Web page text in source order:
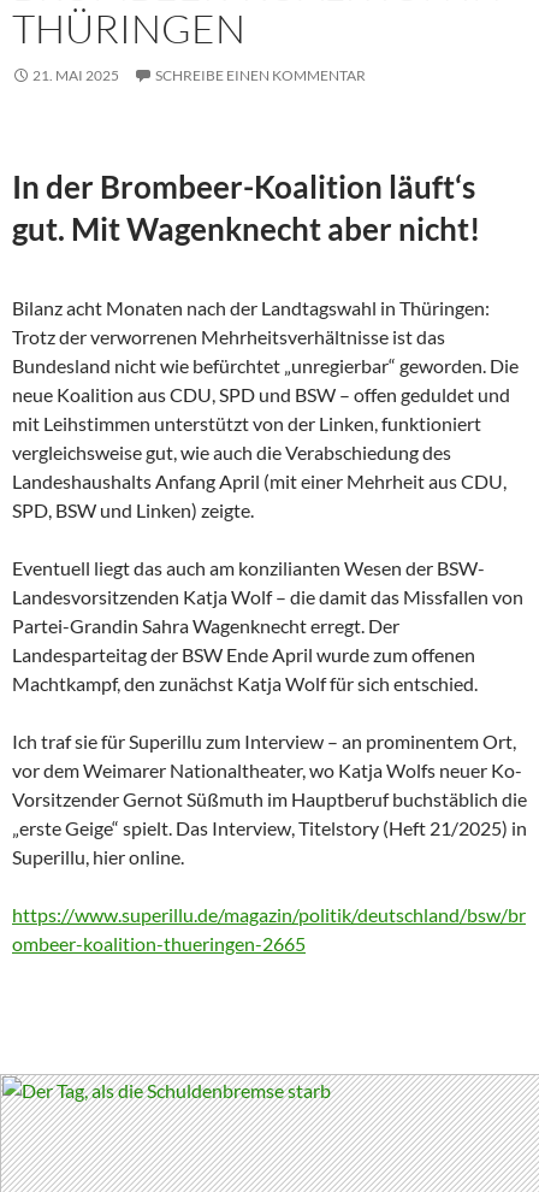
THÜRINGEN
21. MAI 2025 SCHREIBE EINEN KOMMENTAR
In der Brombeer-Koalition läuft‘s
gut. Mit Wagenknecht aber nicht!
Bilanz acht Monaten nach der Landtagswahl in Thüringen:
Trotz der verworrenen Mehrheitsverhältnisse ist das
Bundesland nicht wie befürchtet „unregierbar“ geworden. Die
neue Koalition aus CDU, SPD und BSW – offen geduldet und
mit Leihstimmen unterstützt von der Linken, funktioniert
vergleichsweise gut, wie auch die Verabschiedung des
Landeshaushalts Anfang April (mit einer Mehrheit aus CDU,
SPD, BSW und Linken) zeigte.
Eventuell liegt das auch am konzilianten Wesen der BSW-
Landesvorsitzenden Katja Wolf – die damit das Missfallen von
Partei-Grandin Sahra Wagenknecht erregt. Der
Landesparteitag der BSW Ende April wurde zum offenen
Machtkampf, den zunächst Katja Wolf für sich entschied.
Ich traf sie für Superillu zum Interview – an prominentem Ort,
vor dem Weimarer Nationaltheater, wo Katja Wolfs neuer Ko-
Vorsitzender Gernot Süßmuth im Hauptberuf buchstäblich die
„erste Geige“ spielt. Das Interview, Titelstory (Heft 21/2025) in
Superillu, hier online.
https://www.superillu.de/magazin/politik/deutschland/bsw/br
ombeer-koalition-thueringen-2665